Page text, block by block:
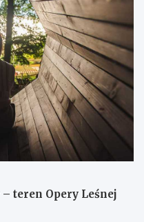
teren Opery Leśnej